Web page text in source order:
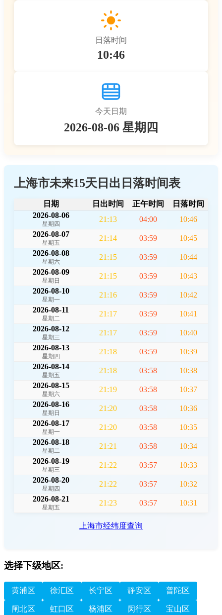
日落时间
10:46
今天日期
2026-08-06 星期四
上海市未来15天日出日落时间表
日期 日出时间 正午时间
日落时间
2026-08-06
星期四
21:13 04:00
10:46
2026-08-07
星期五
21:14 03:59
10:45
2026-08-08
星期六
21:15 03:59
10:44
2026-08-09
星期日
21:15 03:59
10:43
2026-08-10
星期一
21:16 03:59
10:42
2026-08-11
星期二
21:17 03:59
10:41
2026-08-12
星期三
21:17 03:59
10:40
2026-08-13
星期四
21:18 03:59
10:39
2026-08-14
星期五
21:18 03:58
10:38
2026-08-15
星期六
21:19 03:58
10:37
2026-08-16
星期日
21:20 03:58
10:36
2026-08-17
星期一
21:20 03:58
10:35
2026-08-18
星期二
21:21 03:58
10:34
2026-08-19
星期三
21:22 03:57
10:33
2026-08-20
星期四
21:22 03:57
10:32
2026-08-21
星期五
21:23 03:57 10:31
上海市经纬度查询
选择下级地区:
黄浦区 徐汇区 长宁区 静安区 普陀区
闸北区 虹口区 杨浦区 闵行区 宝山区